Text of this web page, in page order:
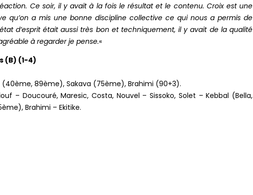
Ce soir, il y avait à la fois le résultat et le contenu. Croix est une
qu’on a mis une bonne discipline collective ce qui nous a permis de
d’esprit était aussi très bon et techniquement, il y avait de la qualité
à regarder je pense.«
(B) (1-4)
(40ème, 89ème), Sakava (75ème), Brahimi (90+3).
– Doucouré, Maresic, Costa, Nouvel – Sissoko, Solet – Kebbal (Bella,
Brahimi – Ekitike.